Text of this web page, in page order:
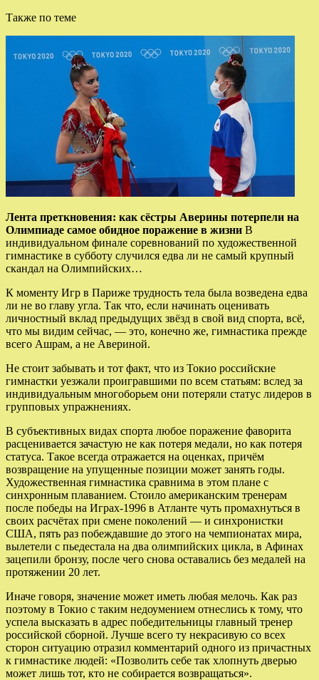
Также по теме
Лента преткновения: как сёстры Аверины потерпели на
Олимпиаде самое обидное поражение в жизни В
индивидуальном финале соревнований по художественной
гимнастике в субботу случился едва ли не самый крупный
скандал на Олимпийских…
К моменту Игр в Париже трудность тела была возведена едва
ли не во главу угла. Так что, если начинать оценивать
личностный вклад предыдущих звёзд в свой вид спорта, всё,
что мы видим сейчас, — это, конечно же, гимнастика прежде
всего Ашрам, а не Авериной.
Не стоит забывать и тот факт, что из Токио российские
гимнастки уезжали проигравшими по всем статьям: вслед за
индивидуальным многоборьем они потеряли статус лидеров в
групповых упражнениях.
В субъективных видах спорта любое поражение фаворита
расценивается зачастую не как потеря медали, но как потеря
статуса. Такое всегда отражается на оценках, причём
возвращение на упущенные позиции может занять годы.
Художественная гимнастика сравнима в этом плане с
синхронным плаванием. Стоило американским тренерам
после победы на Играх-1996 в Атланте чуть промахнуться в
своих расчётах при смене поколений — и синхронистки
США, пять раз побеждавшие до этого на чемпионатах мира,
вылетели с пьедестала на два олимпийских цикла, в Афинах
зацепили бронзу, после чего снова оставались без медалей на
протяжении 20 лет.
Иначе говоря, значение может иметь любая мелочь. Как раз
поэтому в Токио с таким недоумением отнеслись к тому, что
успела высказать в адрес победительницы главный тренер
российской сборной. Лучше всего ту некрасивую со всех
сторон ситуацию отразил комментарий одного из причастных
к гимнастике людей: «Позволить себе так хлопнуть дверью
может лишь тот, кто не собирается возвращаться».